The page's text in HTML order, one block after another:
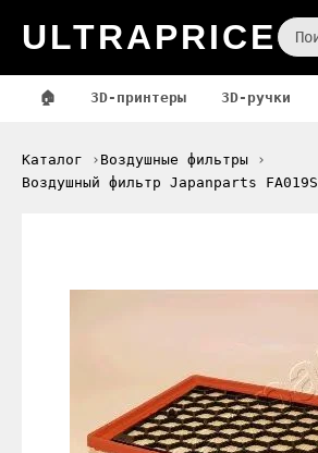
ULTRAPRICE
🏠 3D-принтеры 3D-ручки
Каталог
Воздушные фильтры
Воздушный фильтр Japanparts FA019S